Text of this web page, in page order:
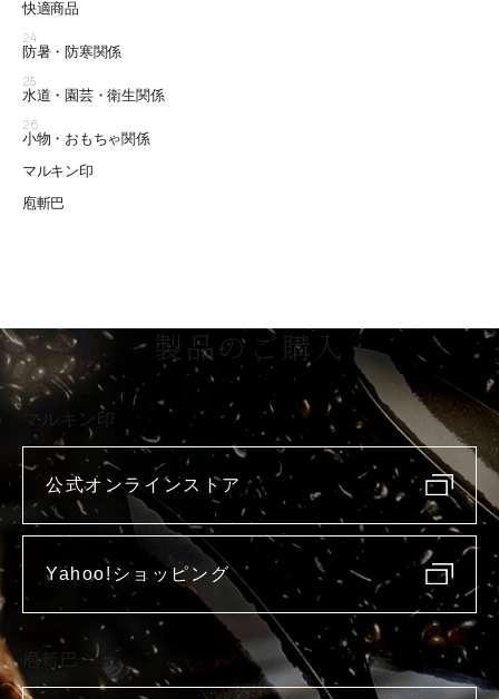
快適商品
24
防暑・防寒関係
25
水道・園芸・衛生関係
26
小物・おもちゃ関係
マルキン印
庖斬巴
製品のご購入
マルキン印
公式オンラインストア
Yahoo!ショッピング
庖斬巴